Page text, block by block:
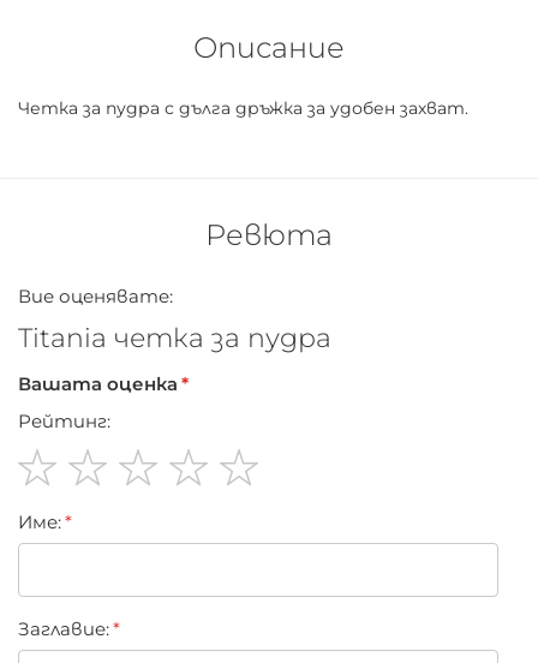
Описание
Четка за пудра с дълга дръжка за удобен захват.
Ревюта
Вие оценявате:
Titania четка за пудра
Вашата оценка
Рейтинг:
star
stars
stars
stars
stars
Име:
Заглавиe: